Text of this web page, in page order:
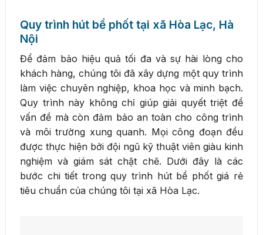
Quy trình hút bể phốt tại xã Hòa Lạc, Hà
Nội
Để đảm bảo hiệu quả tối đa và sự hài lòng cho
khách hàng, chúng tôi đã xây dựng một quy trình
làm việc chuyên nghiệp, khoa học và minh bạch.
Quy trình này không chỉ giúp giải quyết triệt để
vấn đề mà còn đảm bảo an toàn cho công trình
và môi trường xung quanh. Mọi công đoạn đều
được thực hiện bởi đội ngũ kỹ thuật viên giàu kinh
nghiệm và giám sát chặt chẽ. Dưới đây là các
bước chi tiết trong quy trình hút bể phốt giá rẻ
tiêu chuẩn của chúng tôi tại xã Hòa Lạc.